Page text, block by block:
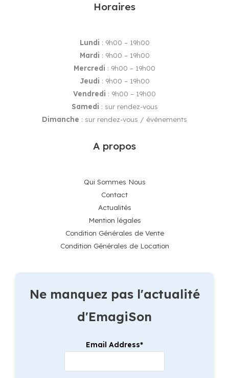
Horaires
Lundi : 9h00 – 19h00
Mardi : 9h00 – 19h00
Mercredi : 9h00 – 19h00
Jeudi : 9h00 – 19h00
Vendredi : 9h00 – 19h00
Samedi : sur rendez-vous
Dimanche : sur rendez-vous / événements
A propos
Qui Sommes Nous
Contact
Actualités
Mention légales
Condition Générales de Vente
Condition Générales de Location
Ne manquez pas l'actualité
d'EmagiSon
Email Address*